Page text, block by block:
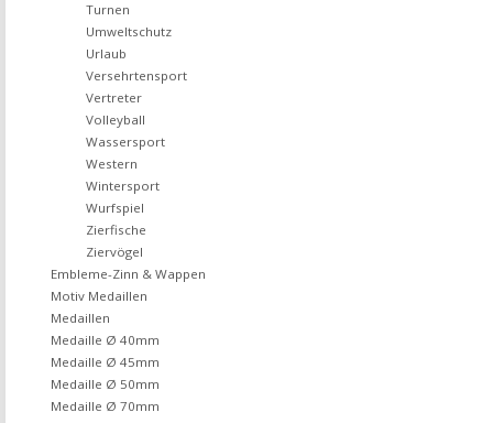
Turnen
Umweltschutz
Urlaub
Versehrtensport
Vertreter
Volleyball
Wassersport
Western
Wintersport
Wurfspiel
Zierfische
Ziervögel
Embleme-Zinn & Wappen
Motiv Medaillen
Medaillen
Medaille Ø 40mm
Medaille Ø 45mm
Medaille Ø 50mm
Medaille Ø 70mm